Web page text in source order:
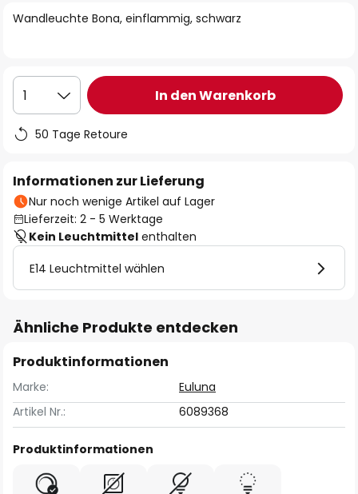
Wandleuchte Bona, einflammig, schwarz
1 In den Warenkorb
50 Tage Retoure
Informationen zur Lieferung
Nur noch wenige Artikel auf Lager
Lieferzeit: 2 - 5 Werktage
Kein Leuchtmittel enthalten
E14 Leuchtmittel wählen
Ähnliche Produkte entdecken
Produktinformationen
Marke:
Euluna
Artikel Nr.:
6089368
Produktinformationen